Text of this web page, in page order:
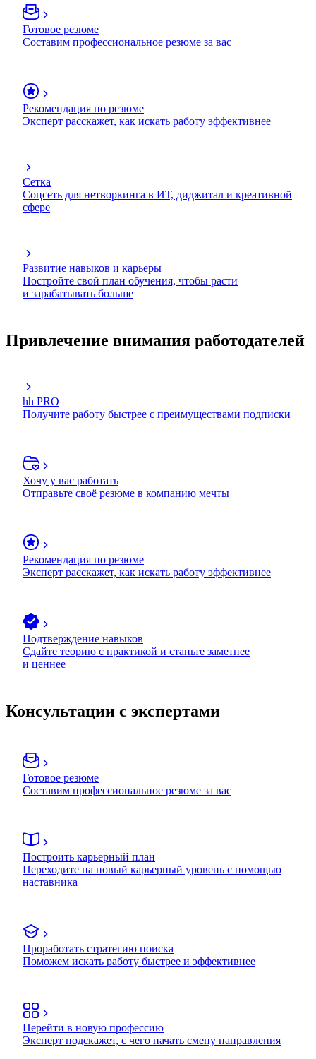
Готовое резюме
Составим профессиональное резюме за вас
Рекомендация по резюме
Эксперт расскажет, как искать работу эффективнее
Сетка
Соцсеть для нетворкинга в ИТ, диджитал и креативной
сфере
Развитие навыков и карьеры
Постройте свой план обучения, чтобы расти
и зарабатывать больше
Привлечение внимания работодателей
hh PRO
Получите работу быстрее с преимуществами подписки
Хочу у вас работать
Отправьте своё резюме в компанию мечты
Рекомендация по резюме
Эксперт расскажет, как искать работу эффективнее
Подтверждение навыков
Сдайте теорию с практикой и станьте заметнее
и ценнее
Консультации с экспертами
Готовое резюме
Составим профессиональное резюме за вас
Построить карьерный план
Переходите на новый карьерный уровень с помощью
наставника
Проработать стратегию поиска
Поможем искать работу быстрее и эффективнее
Перейти в новую профессию
Эксперт подскажет, с чего начать смену направления